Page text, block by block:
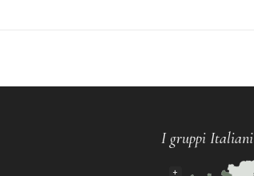
I gruppi Italiani
+